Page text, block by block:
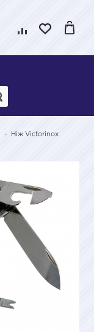
- Ніж Victorinox